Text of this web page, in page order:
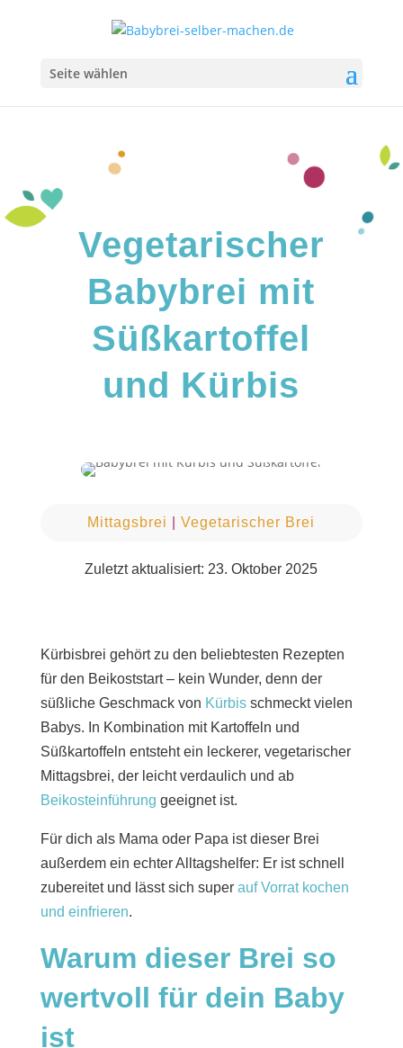
Seite wählen
Vegetarischer
Babybrei mit
Süßkartoffel
und Kürbis
Mittagsbrei |Vegetarischer Brei
Zuletzt aktualisiert: 23. Oktober 2025
Kürbisbrei gehört zu den beliebtesten Rezepten
für den Beikoststart – kein Wunder, denn der
süßliche Geschmack von Kürbisschmeckt vielen
Babys. In Kombination mit Kartoffeln und
Süßkartoffeln entsteht ein leckerer, vegetarischer
Mittagsbrei, der leicht verdaulich und ab
Beikosteinführung geeignet ist.
Für dich als Mama oder Papa ist dieser Brei
außerdem ein echter Alltagshelfer: Er ist schnell
zubereitet und lässt sich super auf Vorrat kochen
und einfrieren.
Warum dieser Brei so
wertvoll für dein Baby
ist